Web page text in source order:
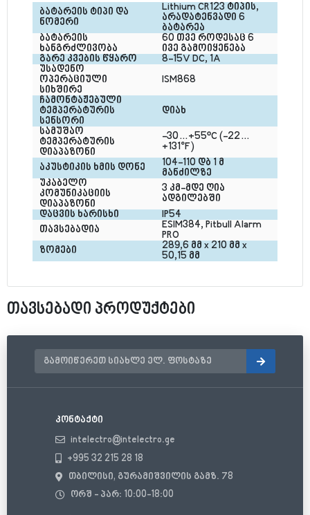
ბატარეის ტიპი და
ნომერი
Lithium CR123 ტიპის,
არადატენვადი 6
ბატარეა
ბატარეის
ხანგრძლივობა
60 თვე როდესაც 6
ივე გამოიყენება
გარე კვების წყარო 8-15V DC, 1A
უსადენო
ოპერაციული
სიხშირე
ISM868
ჩამონტაჟებული
ტემპერატურის
სენსორი
დიახ
სამუშაო
ტემპერატურის
დიაპაზონი
-30…+55ºC (-22…
+131°F)
აკუსტიკის ხმის დონე
104-110 დბ 1 მ
მანძილზე
უკაბელო
კომუნიკაციის
დიაპაზონი
3 კმ-მდე ღია
ადგილებში
დაცვის ხარისხი
IP54
თავსებადია
ESIM384, Pitbull Alarm
PRO
ზომები
289,6 მმ x 210 მმ x
50,15 მმ
თავსებადი პროდუქტები
კონტაქტი
intelectro@intelectro.ge
+995 32 215 28 18
თბილისი, გურამიშვილის გამზ. 78
ორშ - პარ: 10:00-18:00